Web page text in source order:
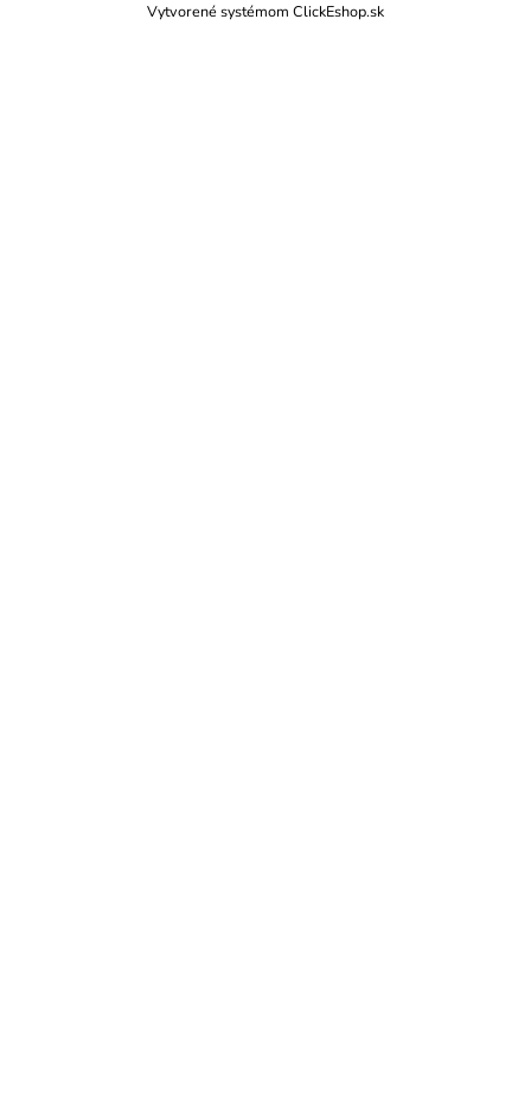
Vytvorené systémom ClickEshop.sk